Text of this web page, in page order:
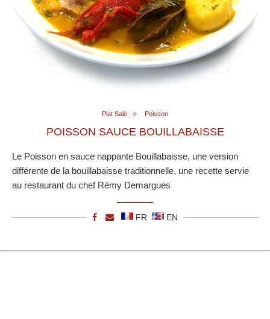
Plat Salé Poisson
POISSON SAUCE BOUILLABAISSE
Le Poisson en sauce nappante Bouillabaisse, une version
différente de la bouillabaisse traditionnelle, une recette servie
au restaurant du chef Rémy Demargues
FR EN